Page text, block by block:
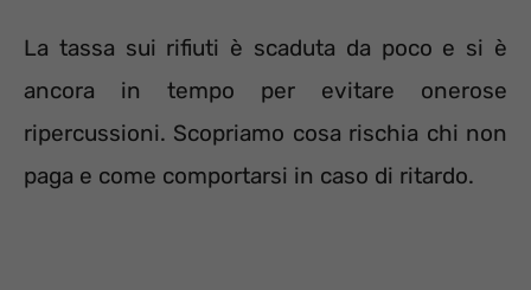
La tassa sui rifiuti è scaduta da poco e si è
ancora in tempo per evitare onerose
ripercussioni. Scopriamo cosa rischia chi non
paga e come comportarsi in caso di ritardo.